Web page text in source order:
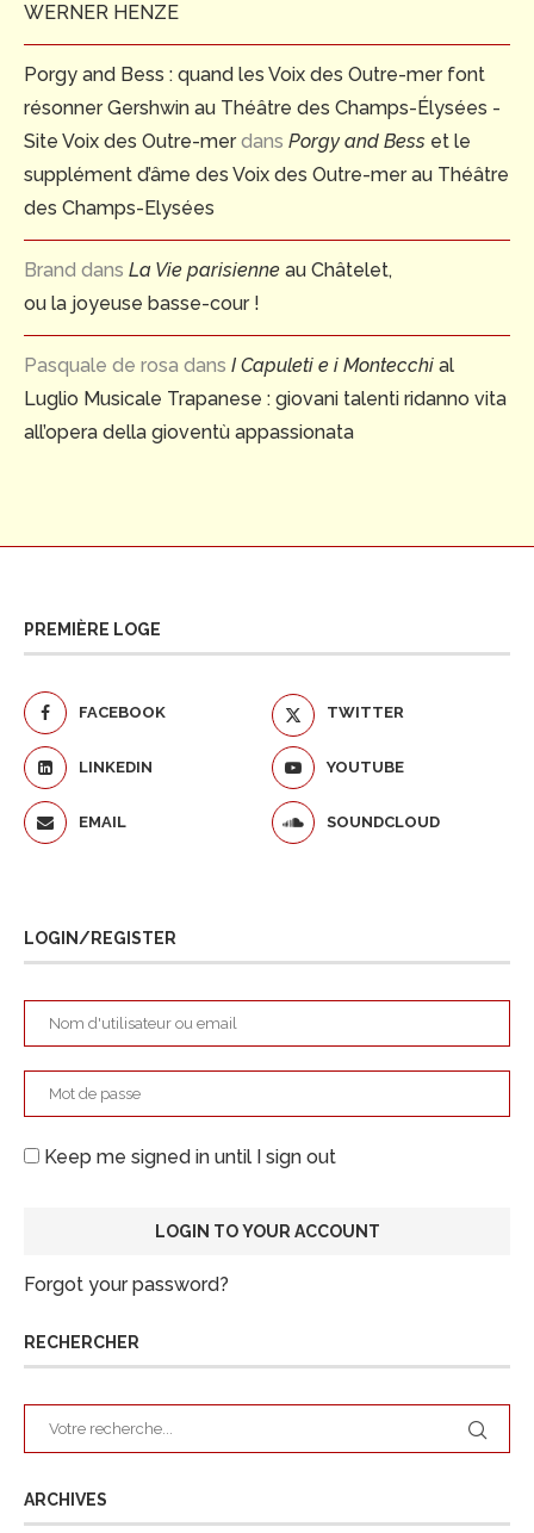
WERNER HENZE
Porgy and Bess : quand les Voix des Outre-mer font
résonner Gershwin au Théâtre des Champs-Élysées -
Site Voix des Outre-merdans Porgy and Bess et le
supplément d’âme des Voix des Outre-mer au Théâtre
des Champs-Elysées
Brand dans La Vie parisienne au Châtelet,
ou la joyeuse basse-cour !
Pasquale de rosa dans I Capuleti e i Montecchi al
Luglio Musicale Trapanese : giovani talenti ridanno vita
all’opera della gioventù appassionata
PREMIÈRE LOGE
FACEBOOK TWITTER
LINKEDIN YOUTUBE
EMAIL SOUNDCLOUD
LOGIN/REGISTER
Keep me signed in until I sign out
Forgot your password?
RECHERCHER
ARCHIVES